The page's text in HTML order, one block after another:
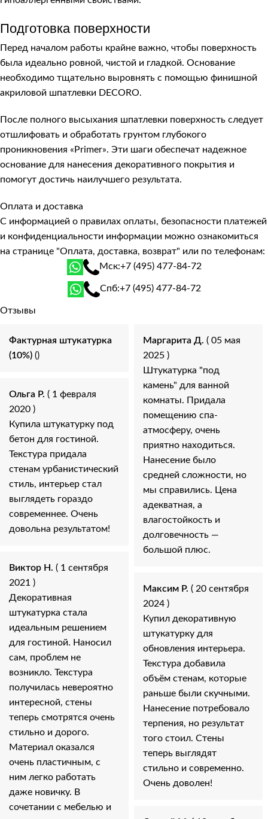
Подготовка поверхности
Перед началом работы крайне важно, чтобы поверхность
была идеально ровной, чистой и гладкой. Основание
необходимо тщательно выровнять с помощью финишной
акриловой шпатлевки DECORO.
После полного высыхания шпатлевки поверхность следует
отшлифовать и обработать грунтом глубокого
проникновения «Primer». Эти шаги обеспечат надежное
основание для нанесения декоративного покрытия и
помогут достичь наилучшего результата.
Оплата и доставка
С информацией о правилах оплаты, безопасности платежей
и конфиденциальности информации можно ознакомиться
на странице "Оплата, доставка, возврат" или по телефонам:
Мск:+7 (495) 477-84-72
Спб:+7 (495) 477-84-72
Отзывы
Фактурная штукатурка
(10%) ()
Ольга Р. ( 1 февраля
2020 )
Купила штукатурку под
бетон для гостиной.
Текстура придала
стенам урбанистический
стиль, интерьер стал
выглядеть гораздо
современнее. Очень
довольна результатом!
Виктор Н. ( 1 сентября
2021 )
Декоративная
штукатурка стала
идеальным решением
для гостиной. Наносил
сам, проблем не
возникло. Текстура
получилась невероятно
интересной, стены
теперь смотрятся очень
стильно и дорого.
Материал оказался
очень пластичным, с
ним легко работать
даже новичку. В
сочетании с мебелью и
Маргарита Д. ( 05 мая
2025 )
Штукатурка "под
камень" для ванной
комнаты. Придала
помещению спа-
атмосферу, очень
приятно находиться.
Нанесение было
средней сложности, но
мы справились. Цена
адекватная, а
влагостойкость и
долговечность —
большой плюс.
Максим Р. ( 20 сентября
2024 )
Купил декоративную
штукатурку для
обновления интерьера.
Текстура добавила
объём стенам, которые
раньше были скучными.
Нанесение потребовало
терпения, но результат
того стоил. Стены
теперь выглядят
стильно и современно.
Очень доволен!